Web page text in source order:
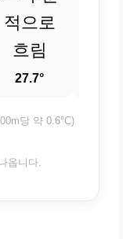
적으로
흐림
27.7°
당 약 0.6°C)
옵니다.